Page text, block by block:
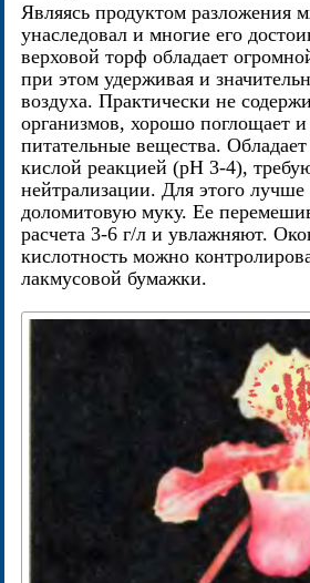
Являясь продуктом разложения
унаследовал и многие его
верховой торф обладает
при этом удерживая и
воздуха. Практически не
организмов, хорошо поглощает
питательные вещества.
кислой реакцией (pH 3-4),
нейтрализации. Для этого лучше
доломитовую муку. Ее
расчета 3-6 г/л и увлажняют.
кислотность можно
лакмусовой бумажки.